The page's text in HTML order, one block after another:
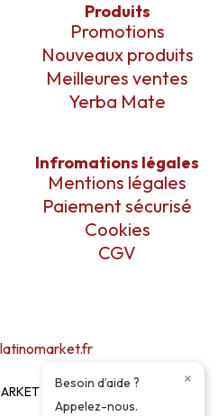
Produits
Promotions
Nouveaux produits
Meilleures ventes
Yerba Mate
Infromations légales
Mentions légales
Paiement sécurisé
Cookies
CGV
ı DESIGN BYEM
Besoin d’aide ?
Appelez-nous.
×